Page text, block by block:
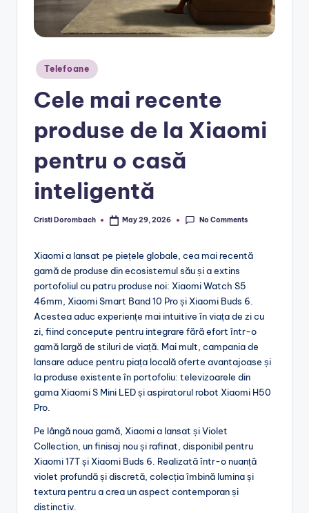
Posted
in
Telefoane
Cele mai recente
produse de la Xiaomi
pentru o casă
inteligentă
Posted
Cristi Dorombach May 29, 2026 No Comments
Xiaomi a lansat pe piețele globale, cea mai recentă
gamă de produse din ecosistemul său și a extins
portofoliul cu patru produse noi: Xiaomi Watch S5
46mm, Xiaomi Smart Band 10 Pro și Xiaomi Buds 6.
Acestea aduc experiențe mai intuitive în viața de zi cu
zi, fiind concepute pentru integrare fără efort într-o
gamă largă de stiluri de viață. Mai mult, campania de
lansare aduce pentru piața locală oferte avantajoase și
la produse existente în portofoliu: televizoarele din
gama Xiaomi S Mini LED și aspiratorul robot Xiaomi H50
Pro.
Pe lângă noua gamă, Xiaomi a lansat și Violet
Collection, un finisaj nou și rafinat, disponibil pentru
Xiaomi 17T și Xiaomi Buds 6. Realizată într-o nuanță
violet profundă și discretă, colecția îmbină lumina și
textura pentru a crea un aspect contemporan și
distinctiv.